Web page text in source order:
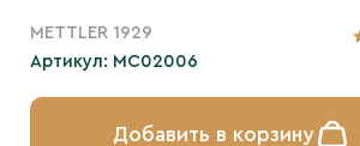
METTLER 1929
Артикул: MC02006
Добавить в корзину